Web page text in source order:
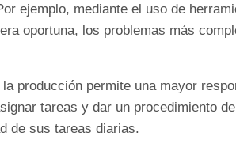
ejemplo, mediante el uso de
oportuna, los problemas más
producción permite una mayor
tareas y dar un procedimiento
de sus tareas diarias.